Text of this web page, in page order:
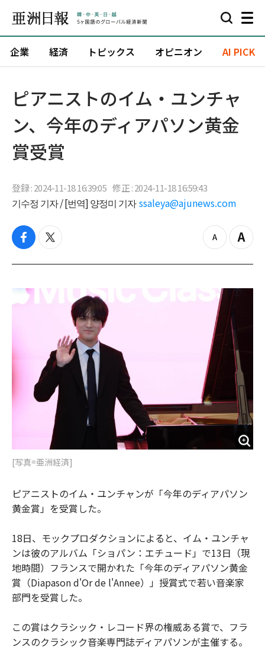
企業 経済 トピックス オピニオン AI PICK
ピアニストのイム・ユンチャ
ン、今年のディアパソン黄金
賞受賞
登録 : 2024-11-18 16:39:05 修正 : 2024-11-18 16:59:43
기수정 기자 / [번역] 양정미 기자 ssaleya@ajunews.com
f
c
b
o
t
i
t
e
z
o
o
u
t
Z
o
i
[写真=亜洲経済]
ピアニストのイム・ユンチャンが「今年のディアパソン
黄金賞」を受賞した。
18日、モックプロダクションによると、イム・ユンチャ
ンは彼のアルバム「ショパン：エチュード」で13日（現
地時間）フランスで開かれた「今年のディアパソン黄金
賞（Diapason d'Or de l'Annee）」授賞式で若い音楽家
部門を受賞した。
この賞はクラシック・レコード界の権威ある賞で、フラ
ンスのクラシック音楽専門誌ディアパソンが主催する。